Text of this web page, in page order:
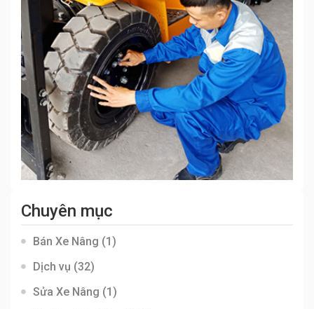
Chuyên mục
Bán Xe Nâng (1)
Dịch vụ (32)
Sửa Xe Nâng (1)